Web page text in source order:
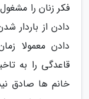
فکر زنان را
دادن از باردار
دادن معمولا
قاعدگی را به
خانم ها صادق